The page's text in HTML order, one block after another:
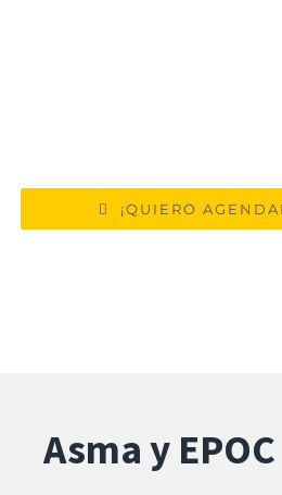
¡QUIERO
Asma y EPOC